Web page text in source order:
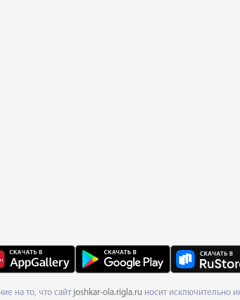
на то, что сайт joshkar-ola.rigla.ru носит исключительно